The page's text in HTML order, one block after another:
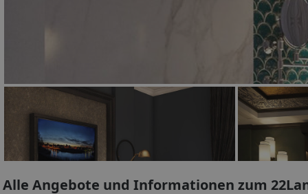
Alle Angebote und Informationen zum